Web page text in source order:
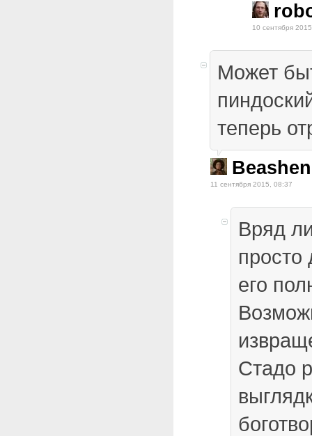
10 сентября
Может
теперь
Beashen
11 сентября 2015, 08:37
Вряд
просто
его
Стадо